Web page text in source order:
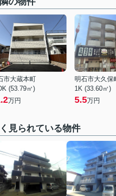
市大蔵本町
(53.79㎡)
万円
1K (33.60㎡)
5.5万円
見られている物件